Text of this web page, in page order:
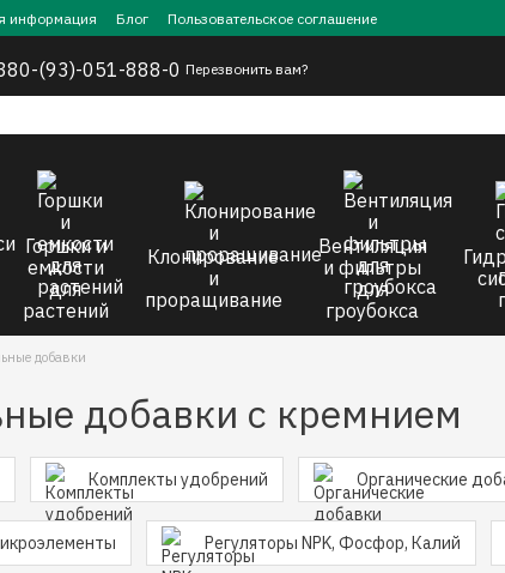
информация Блог Пользовательское соглашение
(93)-051-888-0 Перезвонить вам?
Горшки и
емкости
для
растений
Клонирование
и
проращивание
Вентиляция
и фильтры
для
гроубокса
добавки
добавки с кремнием
Комплекты удобрений Органические
Регуляторы NPK, Фосфор, Калий